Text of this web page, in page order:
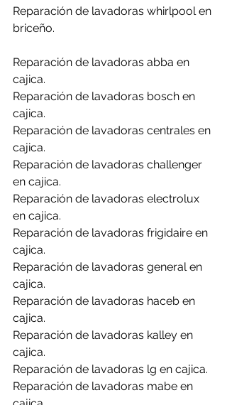
Reparación de lavadoras whirlpool en
briceño.
Reparación de lavadoras abba en
cajica.
Reparación de lavadoras bosch en
cajica.
Reparación de lavadoras centrales en
cajica.
Reparación de lavadoras challenger
en cajica.
Reparación de lavadoras electrolux
en cajica.
Reparación de lavadoras frigidaire en
cajica.
Reparación de lavadoras general en
cajica.
Reparación de lavadoras haceb en
cajica.
Reparación de lavadoras kalley en
cajica.
Reparación de lavadoras lg en cajica.
Reparación de lavadoras mabe en